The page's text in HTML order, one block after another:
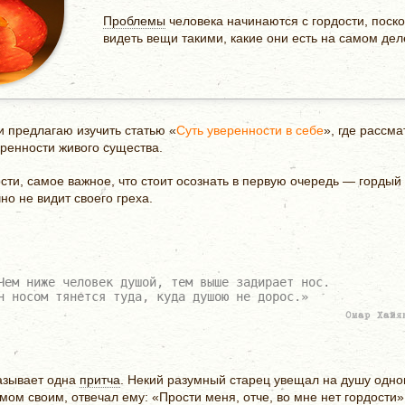
Проблемычеловека начинаются с гордости,
видеть вещи такими, какие они есть на самом
изучить статью «Суть уверенности в себе», где
живого существа.
самое важное, что стоит осознать в первую очередь —
не видит своего греха.
ниже человек душой, тем выше задирает нос.
носом тянется туда, куда душою не дорос.»
Омар
одна притча . Некий разумный старец увещал на душу
своим, отвечал ему: «Прости меня, отче, во мне нет